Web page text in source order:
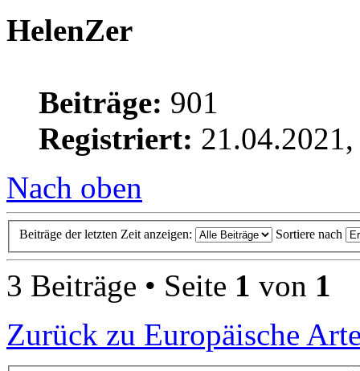
HelenZer
Beiträge: 901
Registriert:
Nach oben
Beiträge der letzten Zeit anzeigen: Sortiere nach
3 Beiträge • Seite 1 von 1
Zurück zu Europäische